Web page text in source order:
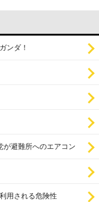
ンダ！
避難所へのエアコン
用される危険性